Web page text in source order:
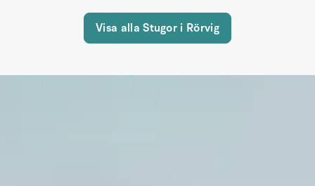
Visa alla Stugor i Rörvig